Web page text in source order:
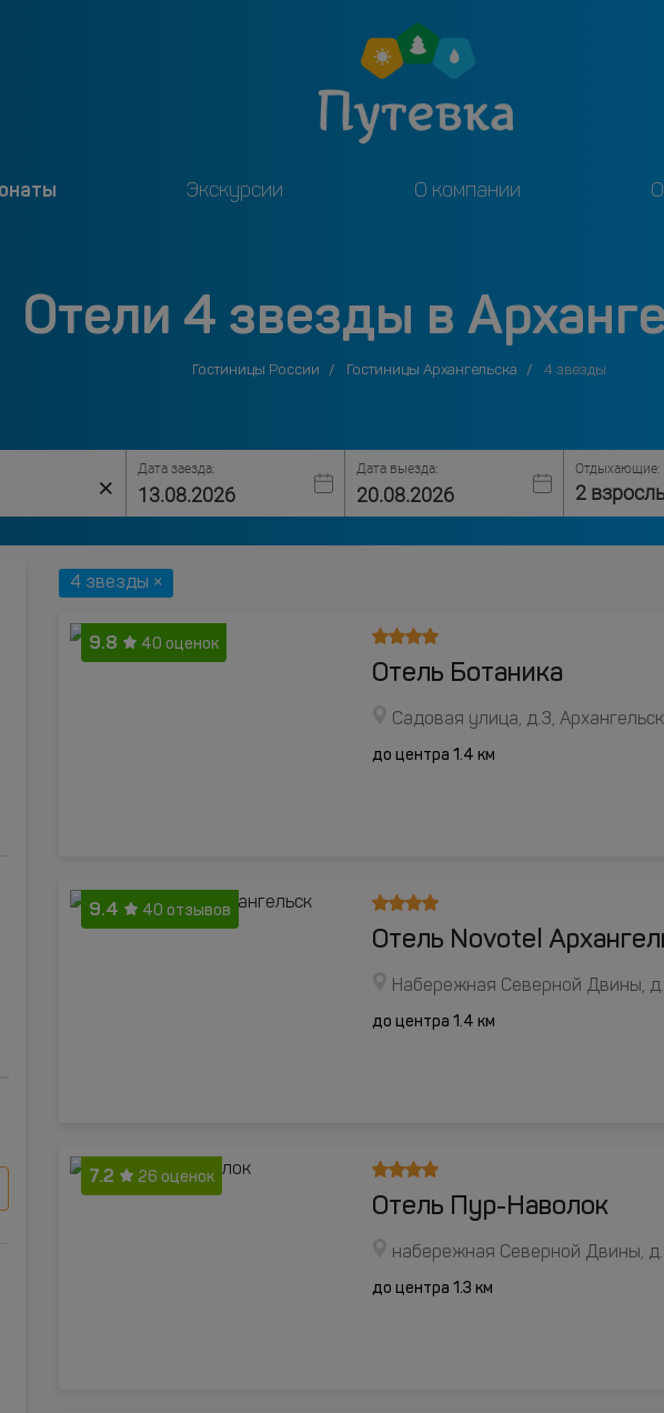
Экскурсии О компании
Отели 4 звезды в
Гостиницы России Гостиницы Архангельска 4 звезды
×
Дата заезда: Дата выезда: Отдыхающие:
2
4 звезды ×
9.8 40 оценок
Отель Ботаника
Садовая улица, д.3, Архангельск
до центра 1.4 км
9.4 40 отзывов
Отель Novotel
Набережная Северной Двины,
до центра 1.4 км
7.2 26 оценок
Отель Пур-Наволок
набережная Северной Двины, д.
до центра 1.3 км